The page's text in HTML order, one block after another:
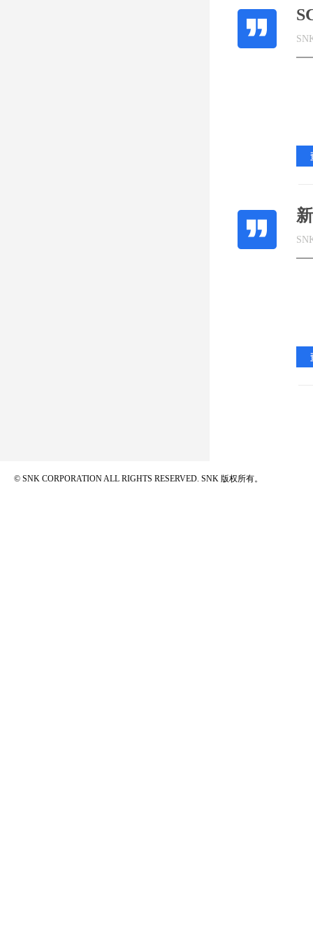
© SNK CORPORATION ALL RIGHTS RESERVED. SNK 版权所有。